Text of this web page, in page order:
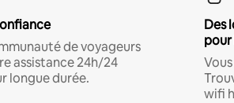
de voyageurs
assistance 24h/24
longue durée.
Des
pour
wifi